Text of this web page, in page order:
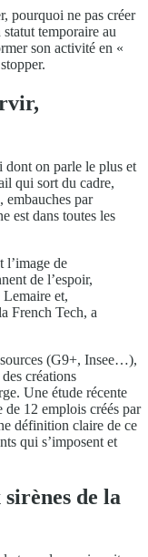
pourquoi ne pas créer
temporaire au
son activité en «
dont on parle le plus et
qui sort du cadre,
embauches par
est dans toutes les
l’image de
de l’espoir,
et,
French Tech, a
(G9+, Insee…),
créations
Une étude récente
de 12 emplois créés par
définition claire de ce
qui s’imposent et
de la